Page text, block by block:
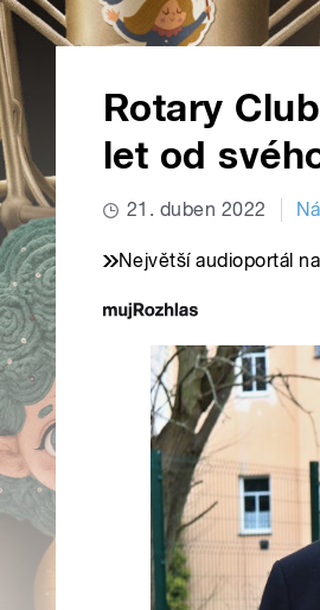
Rotary
let od
21. duben 2022
Největší audioportál